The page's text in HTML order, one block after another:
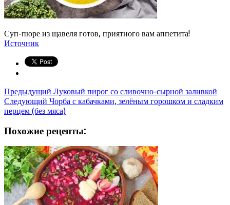
Суп-пюре из щавеля готов, приятного вам аппетита!
Источник
Предыдущий Луковый пирог со сливочно-сырной заливкой
Следующий Чорба с кабачками, зелёным горошком и сладким
перцем (без мяса)
Похожие рецепты: